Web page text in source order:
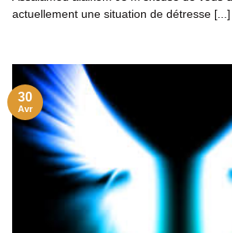
actuellement une situation de détresse [...]
30
Avr